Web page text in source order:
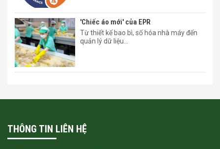
'Chiếc áo mới' của EPR
Từ thiết kế bao bì, số hóa nhà máy đến
quản lý dữ liệu...
THÔNG TIN LIÊN HỆ